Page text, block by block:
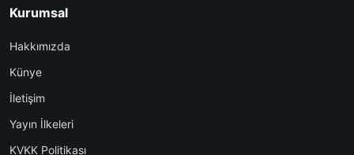
Kurumsal
Hakkımızda
Künye
İletişim
Yayın İlkeleri
KVKK Politikası